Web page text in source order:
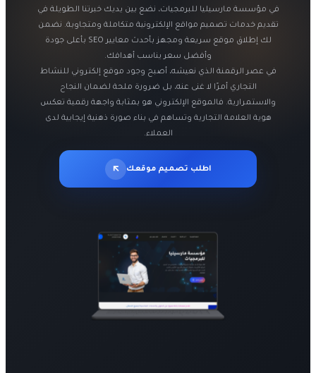
في مؤسسة مارسيليا للبرمجيات، نضع بين يديك خبرتنا الطويلة في
تقديم خدمات تصميم مواقع الإلكترونية متكاملة ومتجاوبة. نضمن
لك إطلاق موقع سريعة ومجهز بأحدث معايير SEO بأعلى جودة
في عصر الرقمنة الذي نعيشه، أصبح وجود موقع إلكتروني للنشاط
التجاري أمرًا لا غنى عنه، بل ضرورة ملحة لضمان النجاح
والاستمرارية. فالموقع الإلكتروني هو بمثابة واجهة رقمية تعكس
هوية العلامة التجارية وتساهم في بناء صورة ذهنية إيجابية لدى
العملاء.
اطلب تصميم موقعك